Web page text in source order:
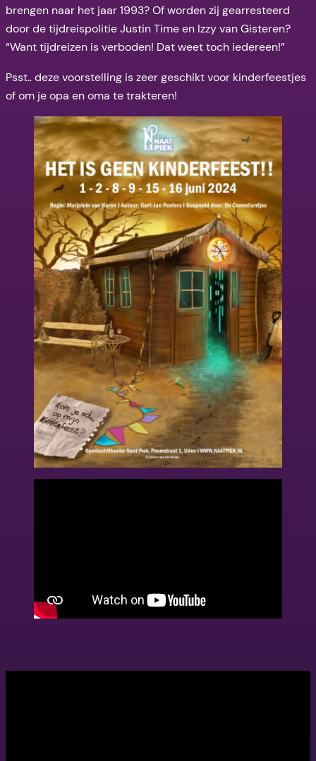
brengen naar het jaar 1993? Of worden zij gearresteerd
door de tijdreispolitie Justin Time en Izzy van Gisteren?
“Want tijdreizen is verboden! Dat weet toch iedereen!”
Psst.. deze voorstelling is zeer geschikt voor kinderfeestjes
of om je opa en oma te trakteren!